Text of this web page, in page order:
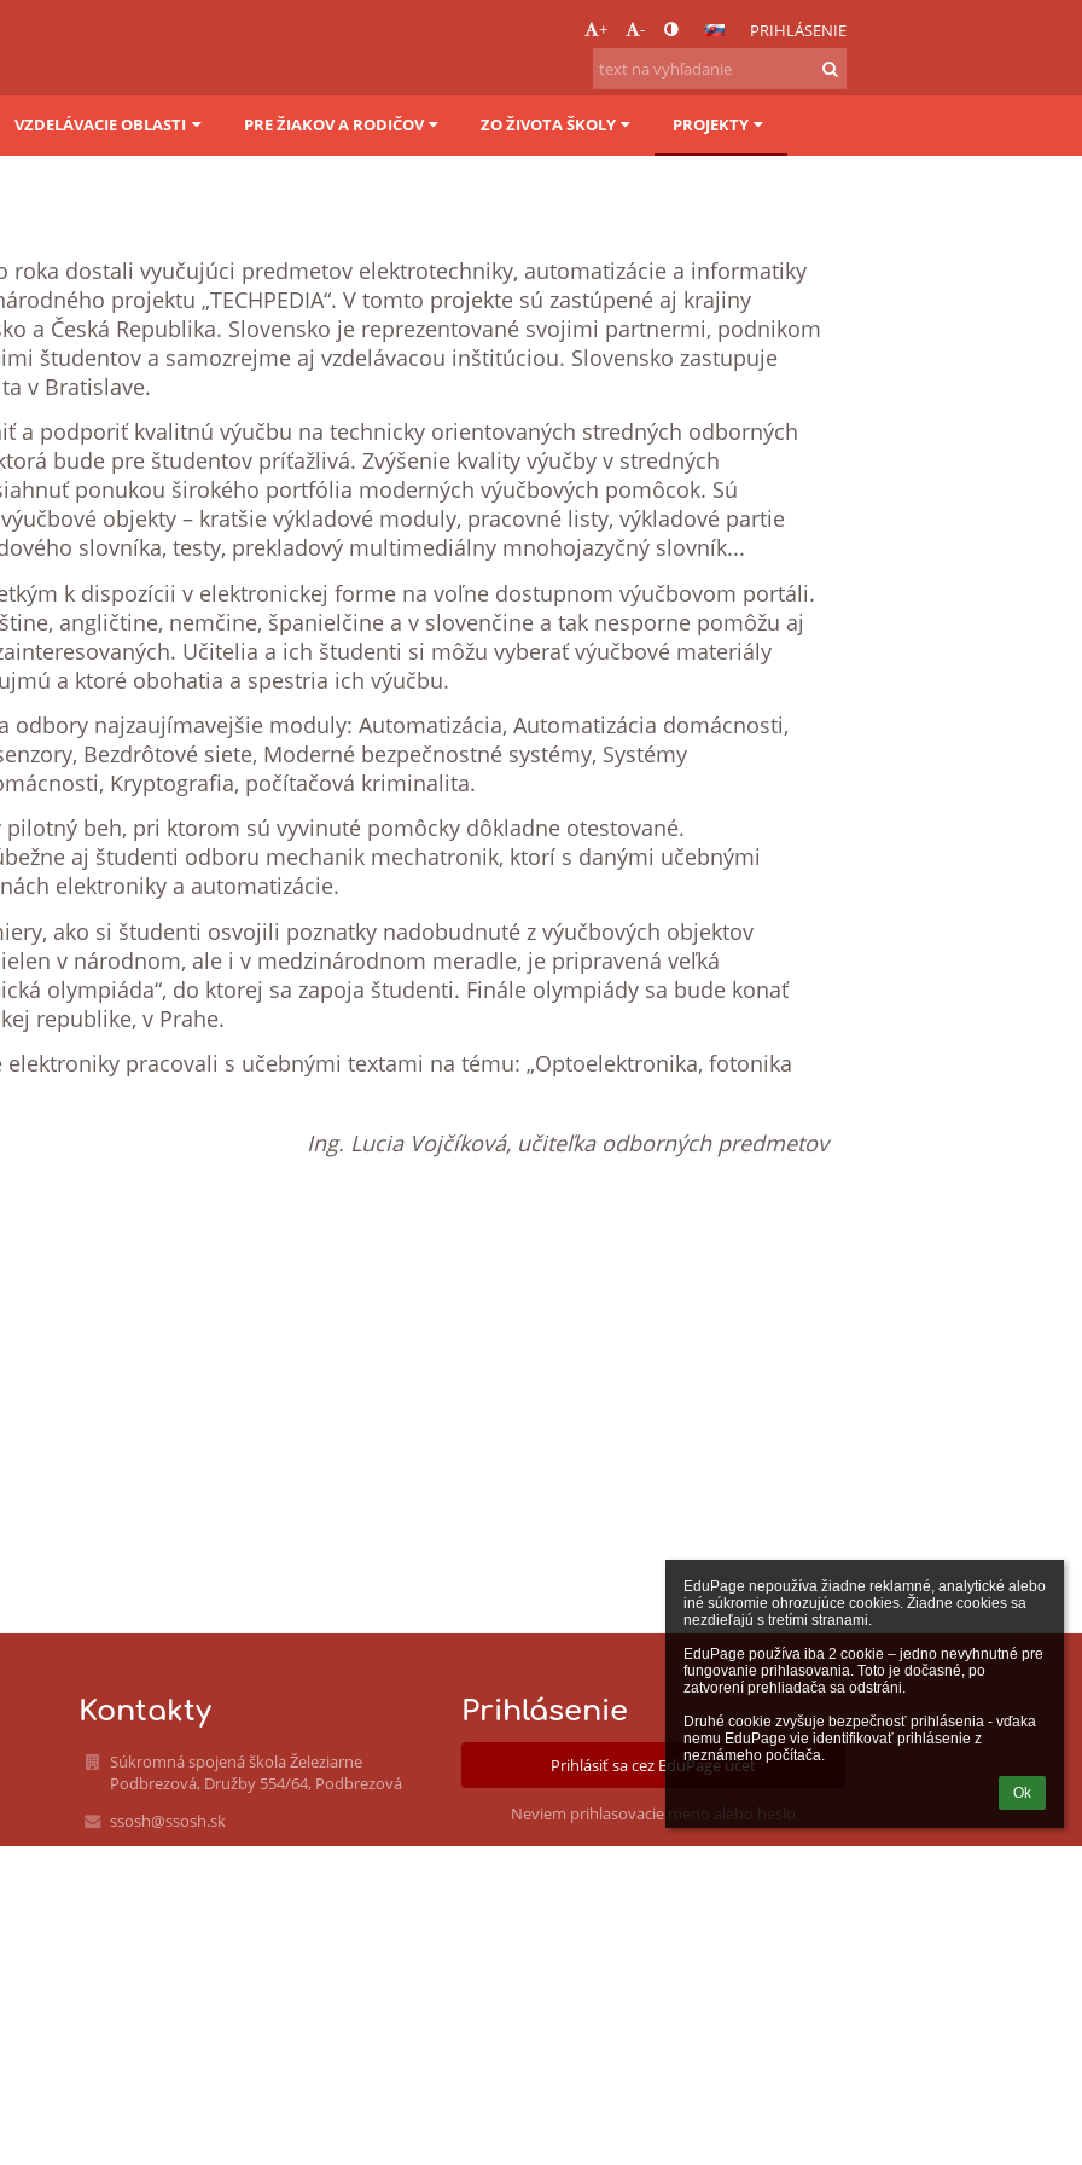
EduPage nepoužíva žiadne reklamné, analytické alebo
iné súkromie ohrozujúce cookies. Žiadne cookies sa
nezdieľajú s tretími stranami.
EduPage používa iba 2 cookie – jedno nevyhnutné pre
fungovanie prihlasovania. Toto je dočasné, po
zatvorení prehliadača sa odstráni.
Druhé cookie zvyšuje bezpečnosť prihlásenia - vďaka
nemu EduPage vie identifikovať prihlásenie z
neznámeho počítača.
Ok
+ - PRIHLÁSENIE
VZDELÁVACIE OBLASTI PRE ŽIAKOV A RODIČOV ZO ŽIVOTA ŠKOLY PROJEKTY
roka dostali vyučujúci predmetov elektrotechniky, automatizácie a informatiky
projektu „TECHPEDIA“. V tomto projekte sú zastúpené aj krajiny
a Česká Republika. Slovensko je reprezentované svojimi partnermi, podnikom
študentov a samozrejme aj vzdelávacou inštitúciou. Slovensko zastupuje
v Bratislave.
a podporiť kvalitnú výučbu na technicky orientovaných stredných odborných
bude pre študentov príťažlivá. Zvýšenie kvality výučby v stredných
ponukou širokého portfólia moderných výučbových pomôcok. Sú
objekty – kratšie výkladové moduly, pracovné listy, výkladové partie
slovníka, testy, prekladový multimediálny mnohojazyčný slovník...
k dispozícii v elektronickej forme na voľne dostupnom výučbovom portáli.
angličtine, nemčine, španielčine a v slovenčine a tak nesporne pomôžu aj
Učitelia a ich študenti si môžu vyberať výučbové materiály
a ktoré obohatia a spestria ich výučbu.
odbory najzaujímavejšie moduly: Automatizácia, Automatizácia domácnosti,
Bezdrôtové siete, Moderné bezpečnostné systémy, Systémy
Kryptografia, počítačová kriminalita.
beh, pri ktorom sú vyvinuté pomôcky dôkladne otestované.
aj študenti odboru mechanik mechatronik, ktorí s danými učebnými
elektroniky a automatizácie.
ako si študenti osvojili poznatky nadobudnuté z výučbových objektov
v národnom, ale i v medzinárodnom meradle, je pripravená veľká
olympiáda“, do ktorej sa zapoja študenti. Finále olympiády sa bude konať
republike, v Prahe.
pracovali s učebnými textami na tému: „Optoelektronika, fotonika
Ing. Lucia Vojčíková, učiteľka odborných predmetov
Kontakty
Súkromná spojená škola Železiarne
Podbrezová, Družby 554/64, Podbrezová
ssosh@ssosh.sk
Prihlásenie
Prihlásiť sa cez EduPage účet
Neviem prihlasovacie meno alebo heslo